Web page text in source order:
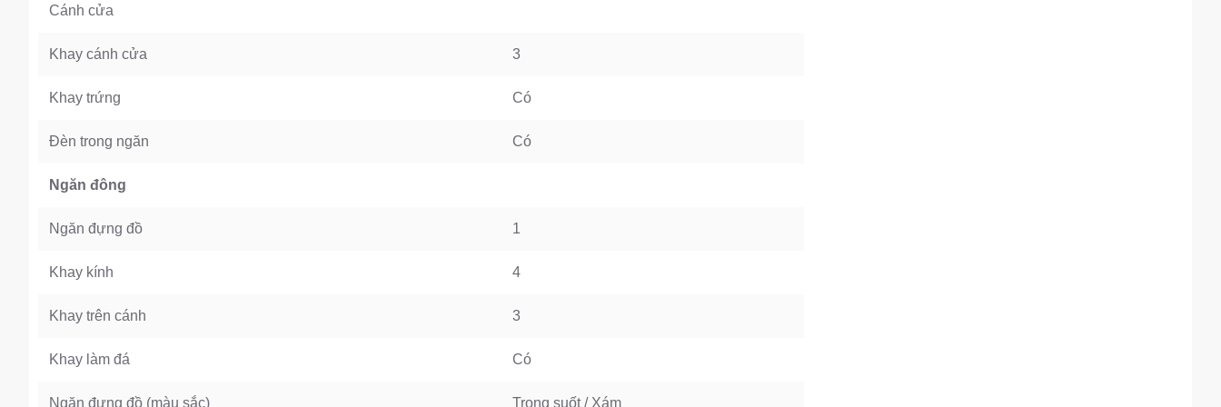
Cánh cửa
Khay cánh cửa 3
Khay trứng Có
Đèn trong ngăn Có
Ngăn đông
Ngăn đựng đồ 1
Khay kính 4
Khay trên cánh 3
Khay làm đá Có
Ngăn đựng đồ (màu sắc) Trong suốt / Xám